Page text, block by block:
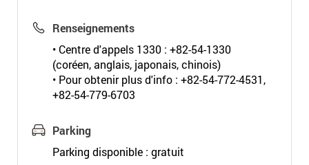
Renseignements
• Centre d'appels 1330 : +82-54-1330
(coréen, anglais, japonais, chinois)
• Pour obtenir plus d'info : +82-54-772-4531,
+82-54-779-6703
Parking
Parking disponible : gratuit